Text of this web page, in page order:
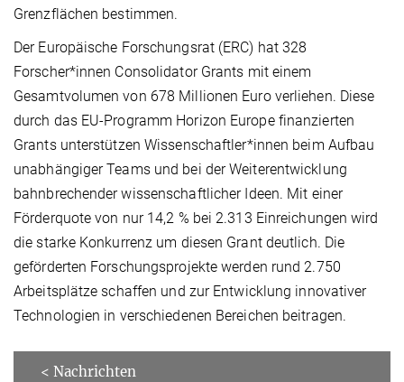
Grenzflächen bestimmen.
Der Europäische Forschungsrat (ERC) hat 328
Forscher*innen Consolidator Grants mit einem
Gesamtvolumen von 678 Millionen Euro verliehen. Diese
durch das EU-Programm Horizon Europe finanzierten
Grants unterstützen Wissenschaftler*innen beim Aufbau
unabhängiger Teams und bei der Weiterentwicklung
bahnbrechender wissenschaftlicher Ideen. Mit einer
Förderquote von nur 14,2 % bei 2.313 Einreichungen wird
die starke Konkurrenz um diesen Grant deutlich. Die
geförderten Forschungsprojekte werden rund 2.750
Arbeitsplätze schaffen und zur Entwicklung innovativer
Technologien in verschiedenen Bereichen beitragen.
< Nachrichten